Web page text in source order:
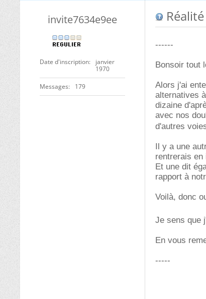
invite7634e9ee
Date d'inscription
janvier
1970
Messages 179
------
Bonsoir tout
Alors j'ai
alternatives
dizaine
avec nos
d'autres
Il y a une
rentrerais en
Et une dit
rapport à
Voilà, donc
Je sens que
En vous
-----